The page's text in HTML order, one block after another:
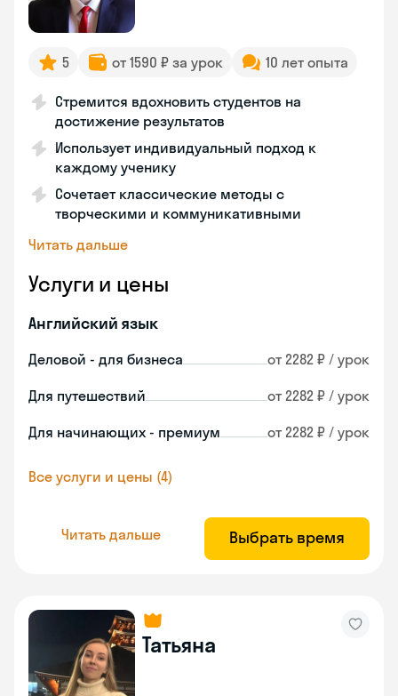
5 от 1590 ₽ за урок 10 лет опыта
Стремится вдохновить студентов на
достижение результатов
Использует индивидуальный подход к
каждому ученику
Сочетает классические методы с
творческими и коммуникативными
Читать дальше
Услуги и цены
Английский язык
Деловой - для бизнеса от 2282 ₽ / урок
Для путешествий от 2282 ₽ / урок
Для начинающих - премиум от 2282 ₽ / урок
Все услуги и цены (4)
Читать дальше Выбрать время
Татьяна